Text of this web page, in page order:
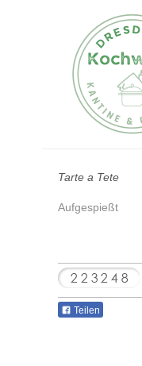
Tarte a Tete
Aufgespießt
Teilen